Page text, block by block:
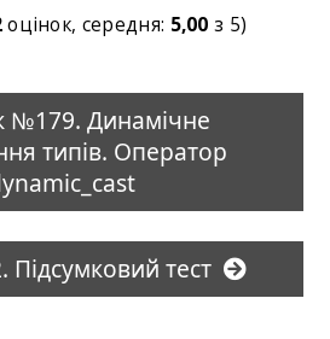
оцінок, середня: 5,00 з 5)
№179. Динамічне
типів. Оператор
Підсумковий тест